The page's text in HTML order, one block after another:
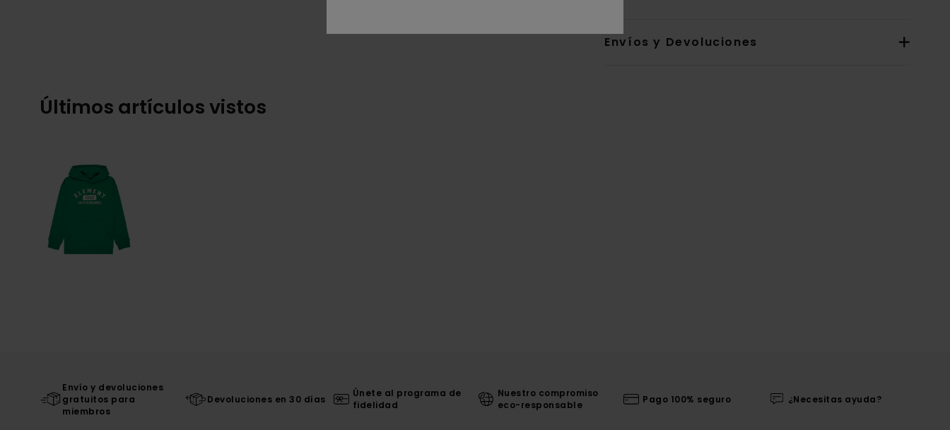
Envíos y Devoluciones
Últimos artículos vistos
Envío y devoluciones
gratuitos para
miembros
Devoluciones en 30 días
Únete al programa de
fidelidad
Nuestro compromiso
eco-responsable
Pago 100% seguro ¿Necesitas ayuda?